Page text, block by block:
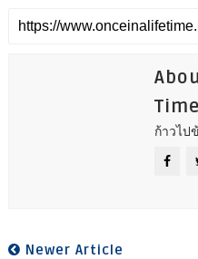
Time
ก้าวไป
Newer Article